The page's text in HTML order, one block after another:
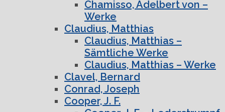
Chamisso, Adelbert von –
Werke
Claudius, Matthias
Claudius, Matthias –
Sämtliche Werke
Claudius, Matthias – Werke
Clavel, Bernard
Conrad, Joseph
Cooper, J. F.